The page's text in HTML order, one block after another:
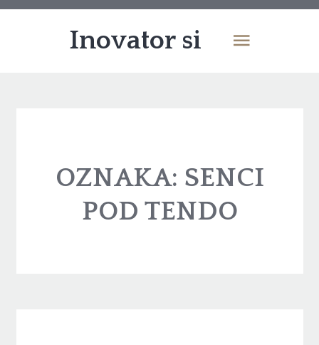
Inovator si
OZNAKA: SENCI
POD TENDO